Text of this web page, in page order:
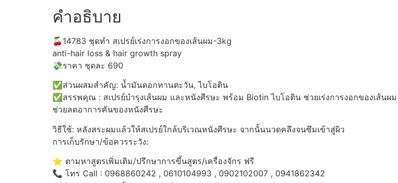
คำอธิบาย
🍒14783 ชุดทำ สเปรย์เร่งการงอกของเส้นผม-3kg
anti-hair loss & hair growth spray
💸ราคา ชุดละ 690
✅ส่วนผสมสำคัญ: น้ำมันดอกทานตะวัน, ไบโอติน
✅สรรพคุณ : สเปรย์บำรุงเส้นผม และหนังศีรษะ พร้อม Biotin ไบโอติน ช่วยเร่งการงอกของเส้น
ช่วยลดอาการคันของหนังศีรษะ
วิธีใช้: หลังสระผมแล้วให้สเปรย์ใกล้บริเวณหนังศีรษะ จากนั้นนวดคลึงจนซึมเข้าสู่ผิว
การเก็บรักษา/ข้อควรระวัง:
⭐️ ตามหาสูตรเพิ่มเติม/ปรึกษาการขึ้นสูตร/เครื่องจักร ฟรี
📞 โทร Call : 0968860242 , 0610104993 , 0902102007 , 0941862342